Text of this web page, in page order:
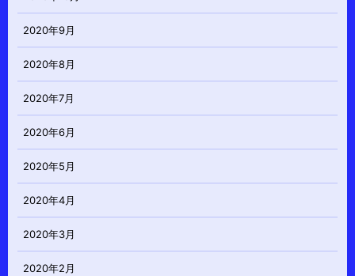
2020年9月
2020年8月
2020年7月
2020年6月
2020年5月
2020年4月
2020年3月
2020年2月